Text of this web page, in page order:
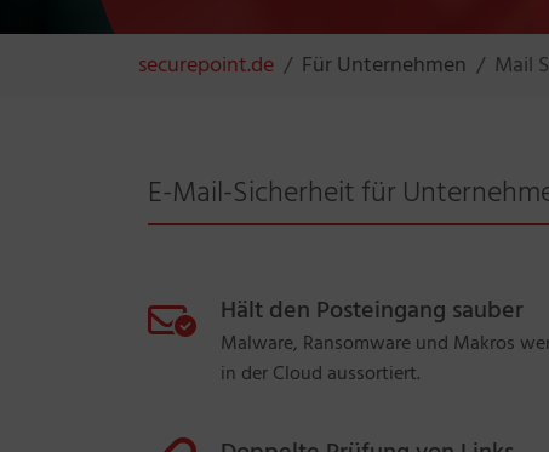
securepoint.de Für Unternehmen Mail
E-Mail-Sicherheit für
Hält den Posteingang sauber
Malware, Ransomware und Makros
in der Cloud aussortiert.